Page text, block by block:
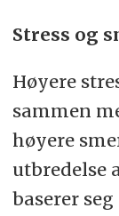
Stress og
Høyere
sammen
høyere
utbredelse
baserer